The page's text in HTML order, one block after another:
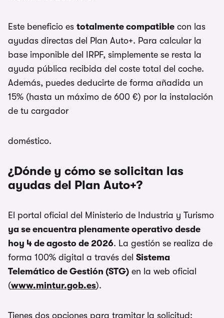
Este beneficio es totalmente compatible con las
ayudas directas del Plan Auto+. Para calcular la
base imponible del IRPF, simplemente se resta la
ayuda pública recibida del coste total del coche.
Además, puedes deducirte de forma añadida un
15% (hasta un máximo de 600 €) por la instalación
de tu cargador
doméstico.
¿Dónde y cómo se solicitan las
ayudas del Plan Auto+?
El portal oficial del Ministerio de Industria y Turismo
ya se encuentra plenamente operativo desde
hoy 4 de agosto de 2026. La gestión se realiza de
forma 100% digital a través del Sistema
Telemático de Gestión (STG) en la web oficial
(www.mintur.gob.es).
Tienes dos opciones para tramitar la solicitud: